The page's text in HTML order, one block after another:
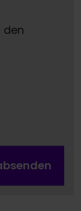
den